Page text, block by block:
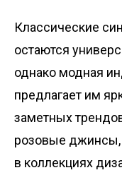
Классические
остаются
однако модная
предлагает им
заметных
розовые джинсы,
в коллекциях